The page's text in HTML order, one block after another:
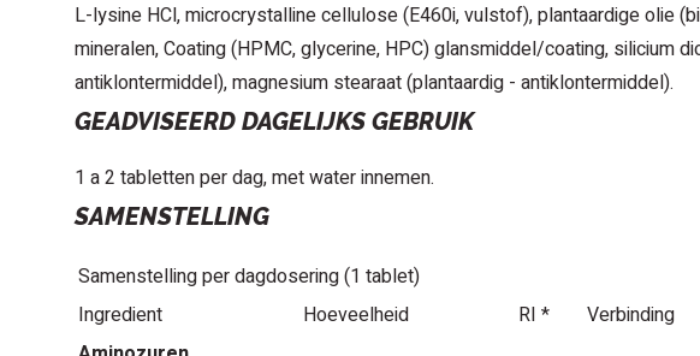
L-lysine HCl, microcrystalline cellulose (E460i, vulstof), plantaardige olie
mineralen, Coating (HPMC, glycerine, HPC) glansmiddel/coating, silicium
antiklontermiddel), magnesium stearaat (plantaardig - antiklontermiddel).
GEADVISEERD DAGELIJKS GEBRUIK
1 a 2 tabletten per dag, met water innemen.
SAMENSTELLING
Samenstelling per dagdosering (1 tablet)
Ingredient
Hoeveelheid RI *
Verbinding